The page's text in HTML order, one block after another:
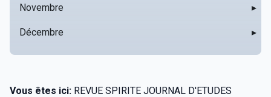
Novembre ▸
Décembre ▸
Vous êtes ici: REVUE SPIRITE JOURNAL D'ETUDES